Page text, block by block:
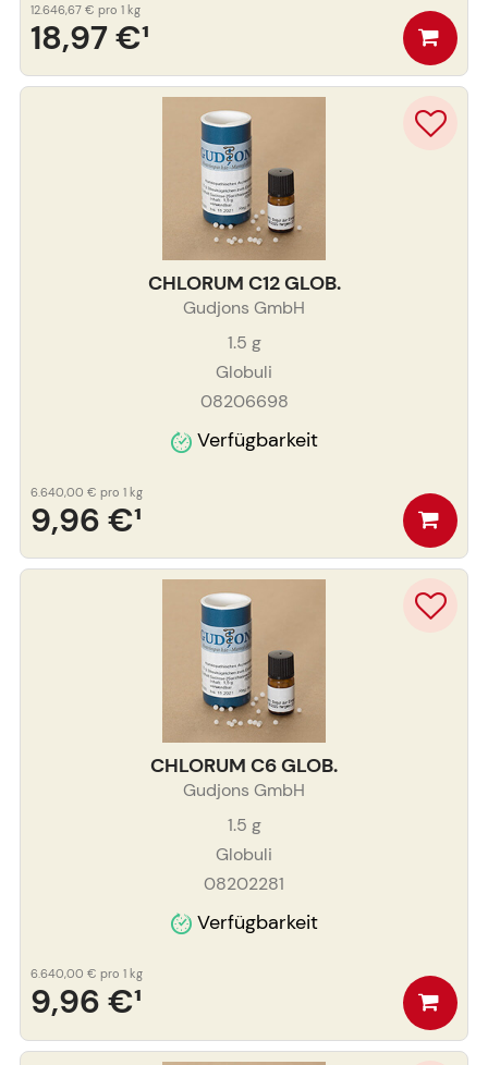
18,97 €¹
12.646,67 € pro 1 kg
CHLORUM C12 GLOB.
Gudjons GmbH
1.5 g
Globuli
08206698
Verfügbarkeit
9,96 €¹
6.640,00 € pro 1 kg
CHLORUM C6 GLOB.
Gudjons GmbH
1.5 g
Globuli
08202281
Verfügbarkeit
9,96 €¹
6.640,00 € pro 1 kg